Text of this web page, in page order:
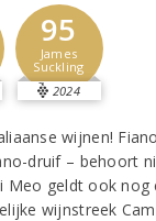
95
James
Suckling
2024
wijnen!
druif – behoort
geldt ook nog
wijnstreek